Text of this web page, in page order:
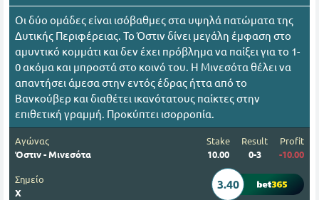
Οι δύο ομάδες είναι ισόβαθμες στα υψηλά πατώματα της
Δυτικής Περιφέρειας. Το Όστιν δίνει μεγάλη έμφαση στο
αμυντικό κομμάτι και δεν έχει πρόβλημα να παίξει για το 1-
0 ακόμα και μπροστά στο κοινό του. Η Μινεσότα θέλει να
απαντήσει άμεσα στην εντός έδρας ήττα από το
Βανκούβερ και διαθέτει ικανότατους παίκτες στην
επιθετική γραμμή. Προκύπτει ισορροπία.
Αγώνας
Όστιν - Μινεσότα
Stake
10.00
Result
0-3
Profit
-10.00
Σημείο
Χ
3.40